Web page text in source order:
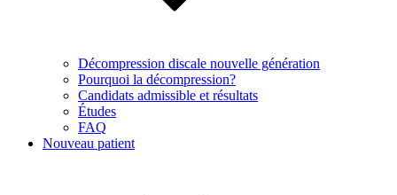
Décompression discale nouvelle génération
Pourquoi la décompression?
Candidats admissible et résultats
Études
FAQ
Nouveau patient